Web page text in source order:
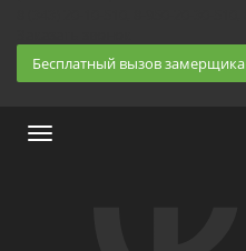
Бесплатный вызов замерщика
Меню